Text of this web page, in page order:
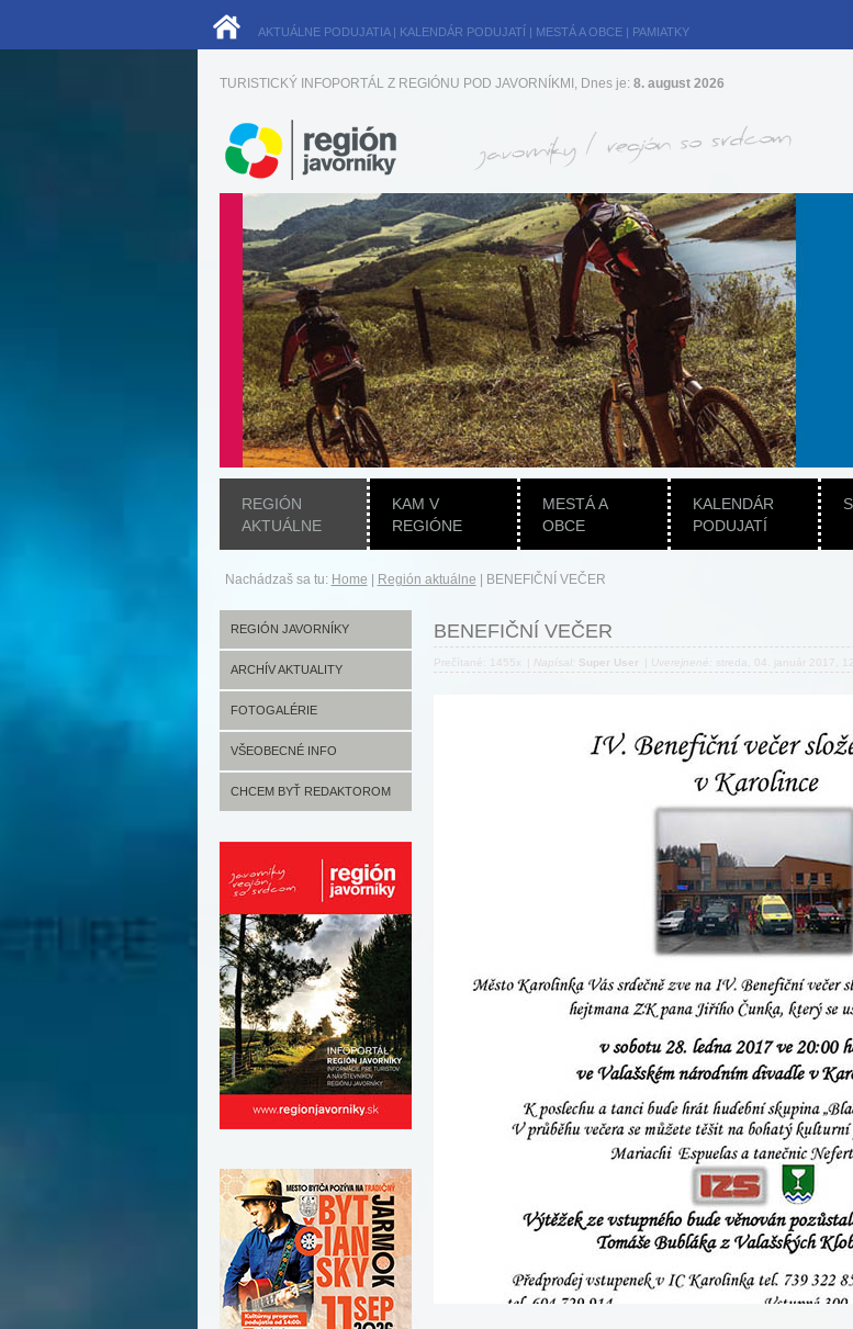
AKTUÁLNE PODUJATIA| KALENDÁR PODUJATÍ | MESTÁ A OBCE| PAMIATKY
TURISTICKÝ INFOPORTÁL Z REGIÓNU POD JAVORNÍKMI, Dnes je: 8. august 2026
REGIÓN
AKTUÁLNE
KAM V
REGIÓNE
MESTÁ A
OBCE
KALENDÁR
PODUJATÍ
Nachádzaš sa tu: Home Región aktuálne BENEFIČNÍ VEČER
REGIÓN JAVORNÍKY
ARCHÍV AKTUALITY
FOTOGALÉRIE
VŠEOBECNÉ INFO
CHCEM BYŤ REDAKTOROM
BENEFIČNÍ VEČER
Prečítané: 1455x Napísal: Super User Uverejnené: streda, 04. január 2017,